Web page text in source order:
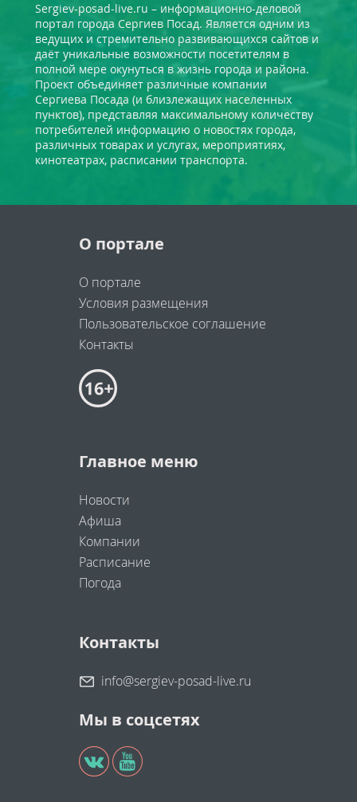
Sergiev-posad-live.ru – информационно-деловой
портал города Сергиев Посад. Является одним из
ведущих и стремительно развивающихся сайтов и
даёт уникальные возможности посетителям в
полной мере окунуться в жизнь города и района.
Проект объединяет различные компании
Сергиева Посада (и близлежащих населенных
пунктов), представляя максимальному количеству
потребителей информацию о новостях города,
различных товарах и услугах, мероприятиях,
кинотеатрах, расписании транспорта.
О портале
О портале
Условия размещения
Пользовательское соглашение
Контакты
Главное меню
Новости
Афиша
Компании
Расписание
Погода
Контакты
info@sergiev-posad-live.ru
Мы в соцсетях